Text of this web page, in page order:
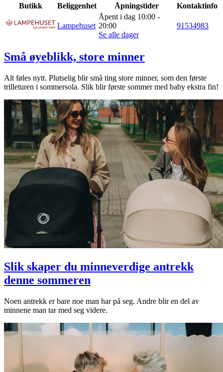
Butikk
Beliggenhet Åpningstider Kontaktinfo
Lampehuset
Åpent i dag 10:00 -
20:00
Se alle dager
91534983
Små øyeblikk, store minner
Alt føles nytt. Plutselig blir små ting store minner, som den første
trilleturen i sommersola. Slik blir første sommer med baby ekstra fin!
Slik skaper du minneverdige antrekk
denne sommeren
Noen antrekk er bare noe man har på seg. Andre blir en del av
minnene man tar med seg videre.